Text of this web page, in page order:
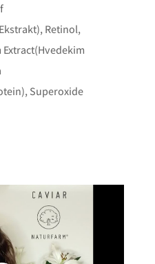
Retinol,
Superoxide